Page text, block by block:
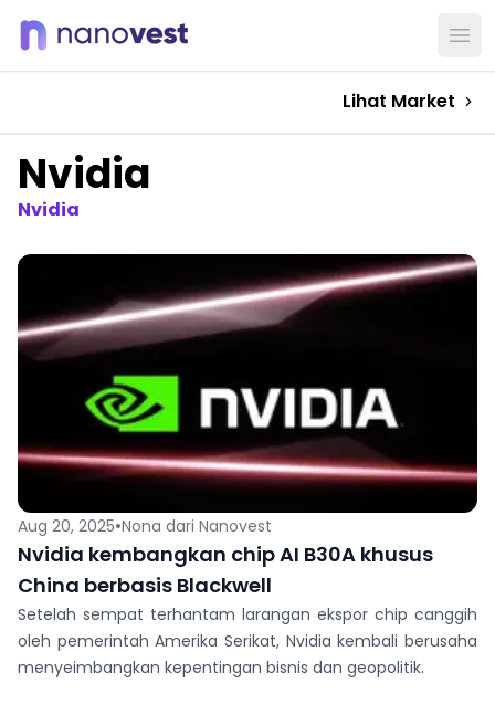
Lihat Market
Nvidia
Nvidia
Aug 20, 2025•Nona dari Nanovest
Nvidia kembangkan chip AI B30A khusus
China berbasis Blackwell
Setelah sempat terhantam larangan ekspor chip canggih
oleh pemerintah Amerika Serikat, Nvidia kembali berusaha
menyeimbangkan kepentingan bisnis dan geopolitik.